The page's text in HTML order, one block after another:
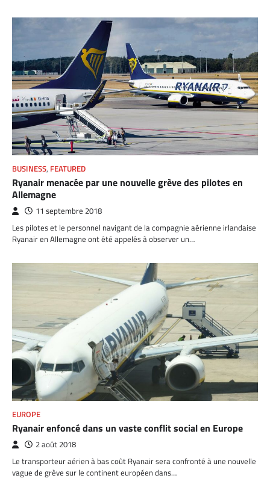
BUSINESS, FEATURED
Ryanair menacée par une nouvelle grève des pilotes en
Allemagne
11 septembre 2018
Les pilotes et le personnel navigant de la compagnie aérienne irlandaise
Ryanair en Allemagne ont été appelés à observer un…
EUROPE
Ryanair enfoncé dans un vaste conflit social en Europe
2 août 2018
Le transporteur aérien à bas coût Ryanair sera confronté à une nouvelle
vague de grève sur le continent européen dans…